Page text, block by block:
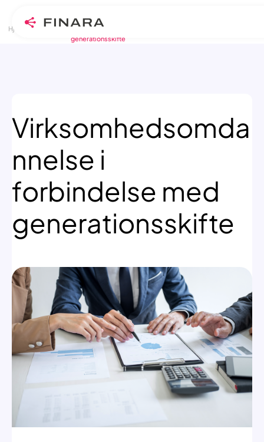
SkipHjem >Blogindlæg>Virksomhedsomdannelse i forbindelse med
generationsskifte
Virksomhedsomda
nnelse i
forbindelse med
generationsskifte